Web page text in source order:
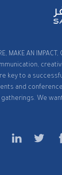
MAKE AN IMPACT,
key to a
and
We